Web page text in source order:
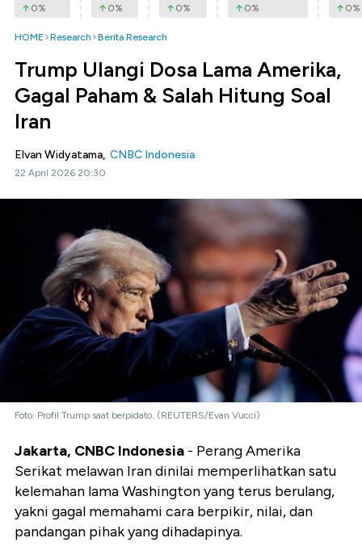
0% 0% 0% 0% 0%
HOME Research Berita Research
Trump Ulangi Dosa Lama Amerika,
Gagal Paham & Salah Hitung Soal
Iran
Elvan Widyatama, CNBC Indonesia
22 April 2026 20:30
Foto: Profil Trump saat berpidato. (REUTERS/Evan Vucci)
Jakarta, CNBC Indonesia - Perang Amerika
Serikat melawan Iran dinilai memperlihatkan satu
kelemahan lama Washington yang terus berulang,
yakni gagal memahami cara berpikir, nilai, dan
pandangan pihak yang dihadapinya.